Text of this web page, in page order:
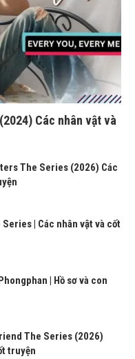
Các nhân vật và
The Series (2026) Các
| Các nhân vật và cốt
| Hồ sơ và con
The Series (2026)
truyện